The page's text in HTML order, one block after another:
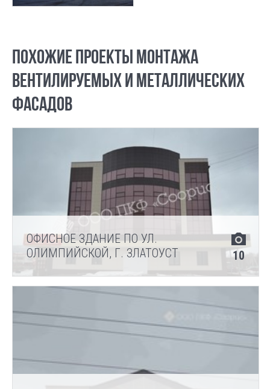
ПОХОЖИЕ ПРОЕКТЫ МОНТАЖА
ВЕНТИЛИРУЕМЫХ И МЕТАЛЛИЧЕСКИХ
ФАСАДОВ
10
ОФИСНОЕ ЗДАНИЕ ПО УЛ.
ОЛИМПИЙСКОЙ, Г. ЗЛАТОУСТ